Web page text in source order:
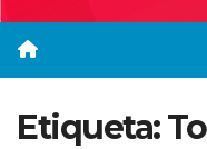
Etiqueta: